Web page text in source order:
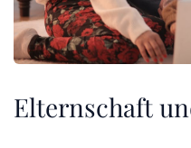
Elternschaft